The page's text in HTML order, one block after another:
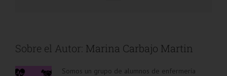
Sobre el Autor: Marina Carbajo Martin
Somos un grupo de alumnos de enfermería